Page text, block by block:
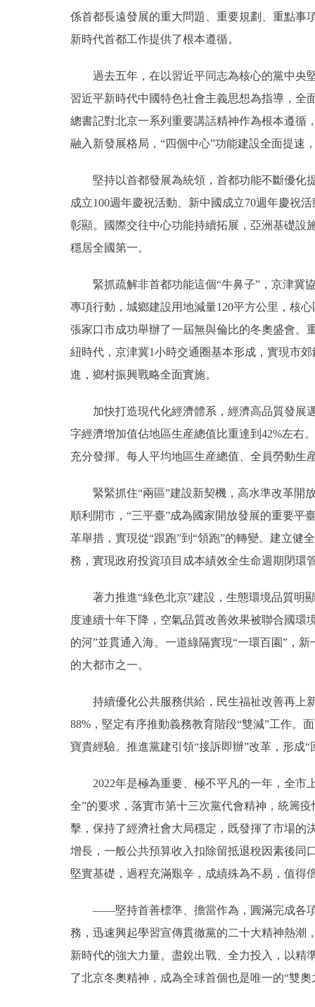
12345網上接訴即辦
參與調查
走進北京
北京概況
多語種
DEUTSCH
ESPAÑOL
係首都長遠發展的重大問題、重要規劃、重點事
新時代首都工作提供了根本遵循。
過去五年，在以習近平同志為核心的黨中央堅
習近平新時代中國特色社會主義思想為指導，全
總書記對北京一系列重要講話精神作為根本遵循
融入新發展格局，“四個中心”功能建設全面提速
堅持以首都發展為統領，首都功能不斷優化提
成立100週年慶祝活動、新中國成立70週年慶祝
彰顯。國際交往中心功能持續拓展，亞洲基礎設
穩居全國第一。
緊抓疏解非首都功能這個“牛鼻子”，京津冀協
專項行動，城鄉建設用地減量120平方公里，核
張家口市成功舉辦了一屆無與倫比的冬奧盛會。
紐時代，京津冀1小時交通圈基本形成，實現市
進，鄉村振興戰略全面實施。
加快打造現代化經濟體系，經濟高品質發展邁
字經濟增加值佔地區生産總值比重達到42%左右
充分發揮。每人平均地區生産總值、全員勞動生
緊緊抓住“兩區”建設新契機，高水準改革開放
順利開市，“三平臺”成為國家開放發展的重要平
革舉措，實現從“跟跑”到“領跑”的轉變。建立健
務，實現政府投資項目成本績效全生命週期閉環
著力推進“綠色北京”建設，生態環境品質明顯
度連續十年下降，空氣品質改善效果被聯合國環
的河”並貫通入海。一道綠隔實現“一環百園”，
的大都市之一。
持續優化公共服務供給，民生福祉改善再上新
88%，堅定有序推動義務教育階段“雙減”工作。
寶貴經驗。推進黨建引領“接訴即辦”改革，形成
2022年是極為重要、極不平凡的一年，全市
全”的要求，落實市第十三次黨代會精神，統籌
擊，保持了經濟社會大局穩定，既發揮了市場的
增長，一般公共預算收入扣除留抵退稅因素後同
堅實基礎，過程充滿艱辛，成績殊為不易，值得
——堅持首善標準、擔當作為，圓滿完成各項
務，迅速興起學習宣傳貫徹黨的二十大精神熱潮
新時代的強大力量。盡銳出戰、全力投入，以精
了北京冬奧精神，成為全球首個也是唯一的“雙